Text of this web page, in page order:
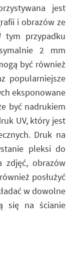
jest
i obrazów ze
tym przypadku
2 mm
być również
popularniejsze
eksponowane
być nadrukiem
UV, który jest
Druk na
pleksi do
zdjęć, obrazów
posłużyć
w dowolne
się na ścianie